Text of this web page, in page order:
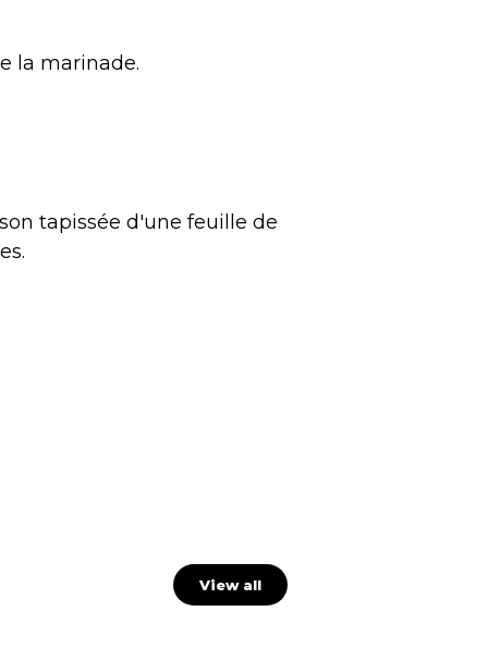
la marinade.
tapissée d'une feuille de
View all